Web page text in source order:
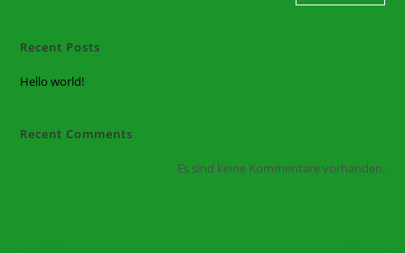
Recent Posts
Hello world!
Recent Comments
Es sind keine Kommentare vorhanden.